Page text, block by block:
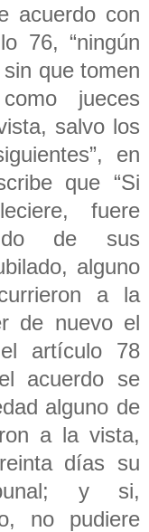
acuerdo con
76, “ningún
que tomen
jueces
salvo los
en
que “Si
fuere
de sus
alguno
a la
de nuevo el
artículo 78
acuerdo se
alguno de
a la vista,
días su
y si,
no pudiere